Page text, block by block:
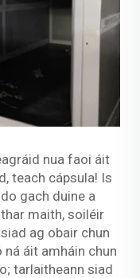
nua faoi áit
teach cápsula! Is
gach duine a
maith, soiléir
ag obair chun
áit amháin chun
tarlaitheann siad